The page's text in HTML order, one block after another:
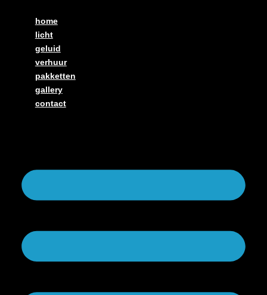
home
licht
geluid
verhuur
pakketten
gallery
contact